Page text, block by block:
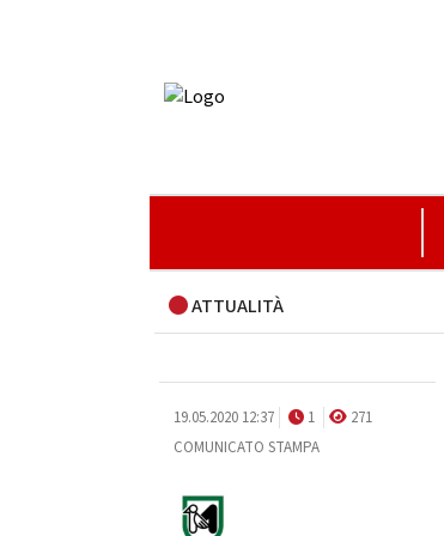
ATTUALITÀ
19.05.2020 12:37 1
271
COMUNICATO STAMPA